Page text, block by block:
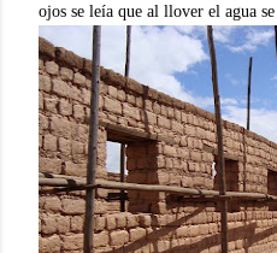
ojos se leía que al llover el agua